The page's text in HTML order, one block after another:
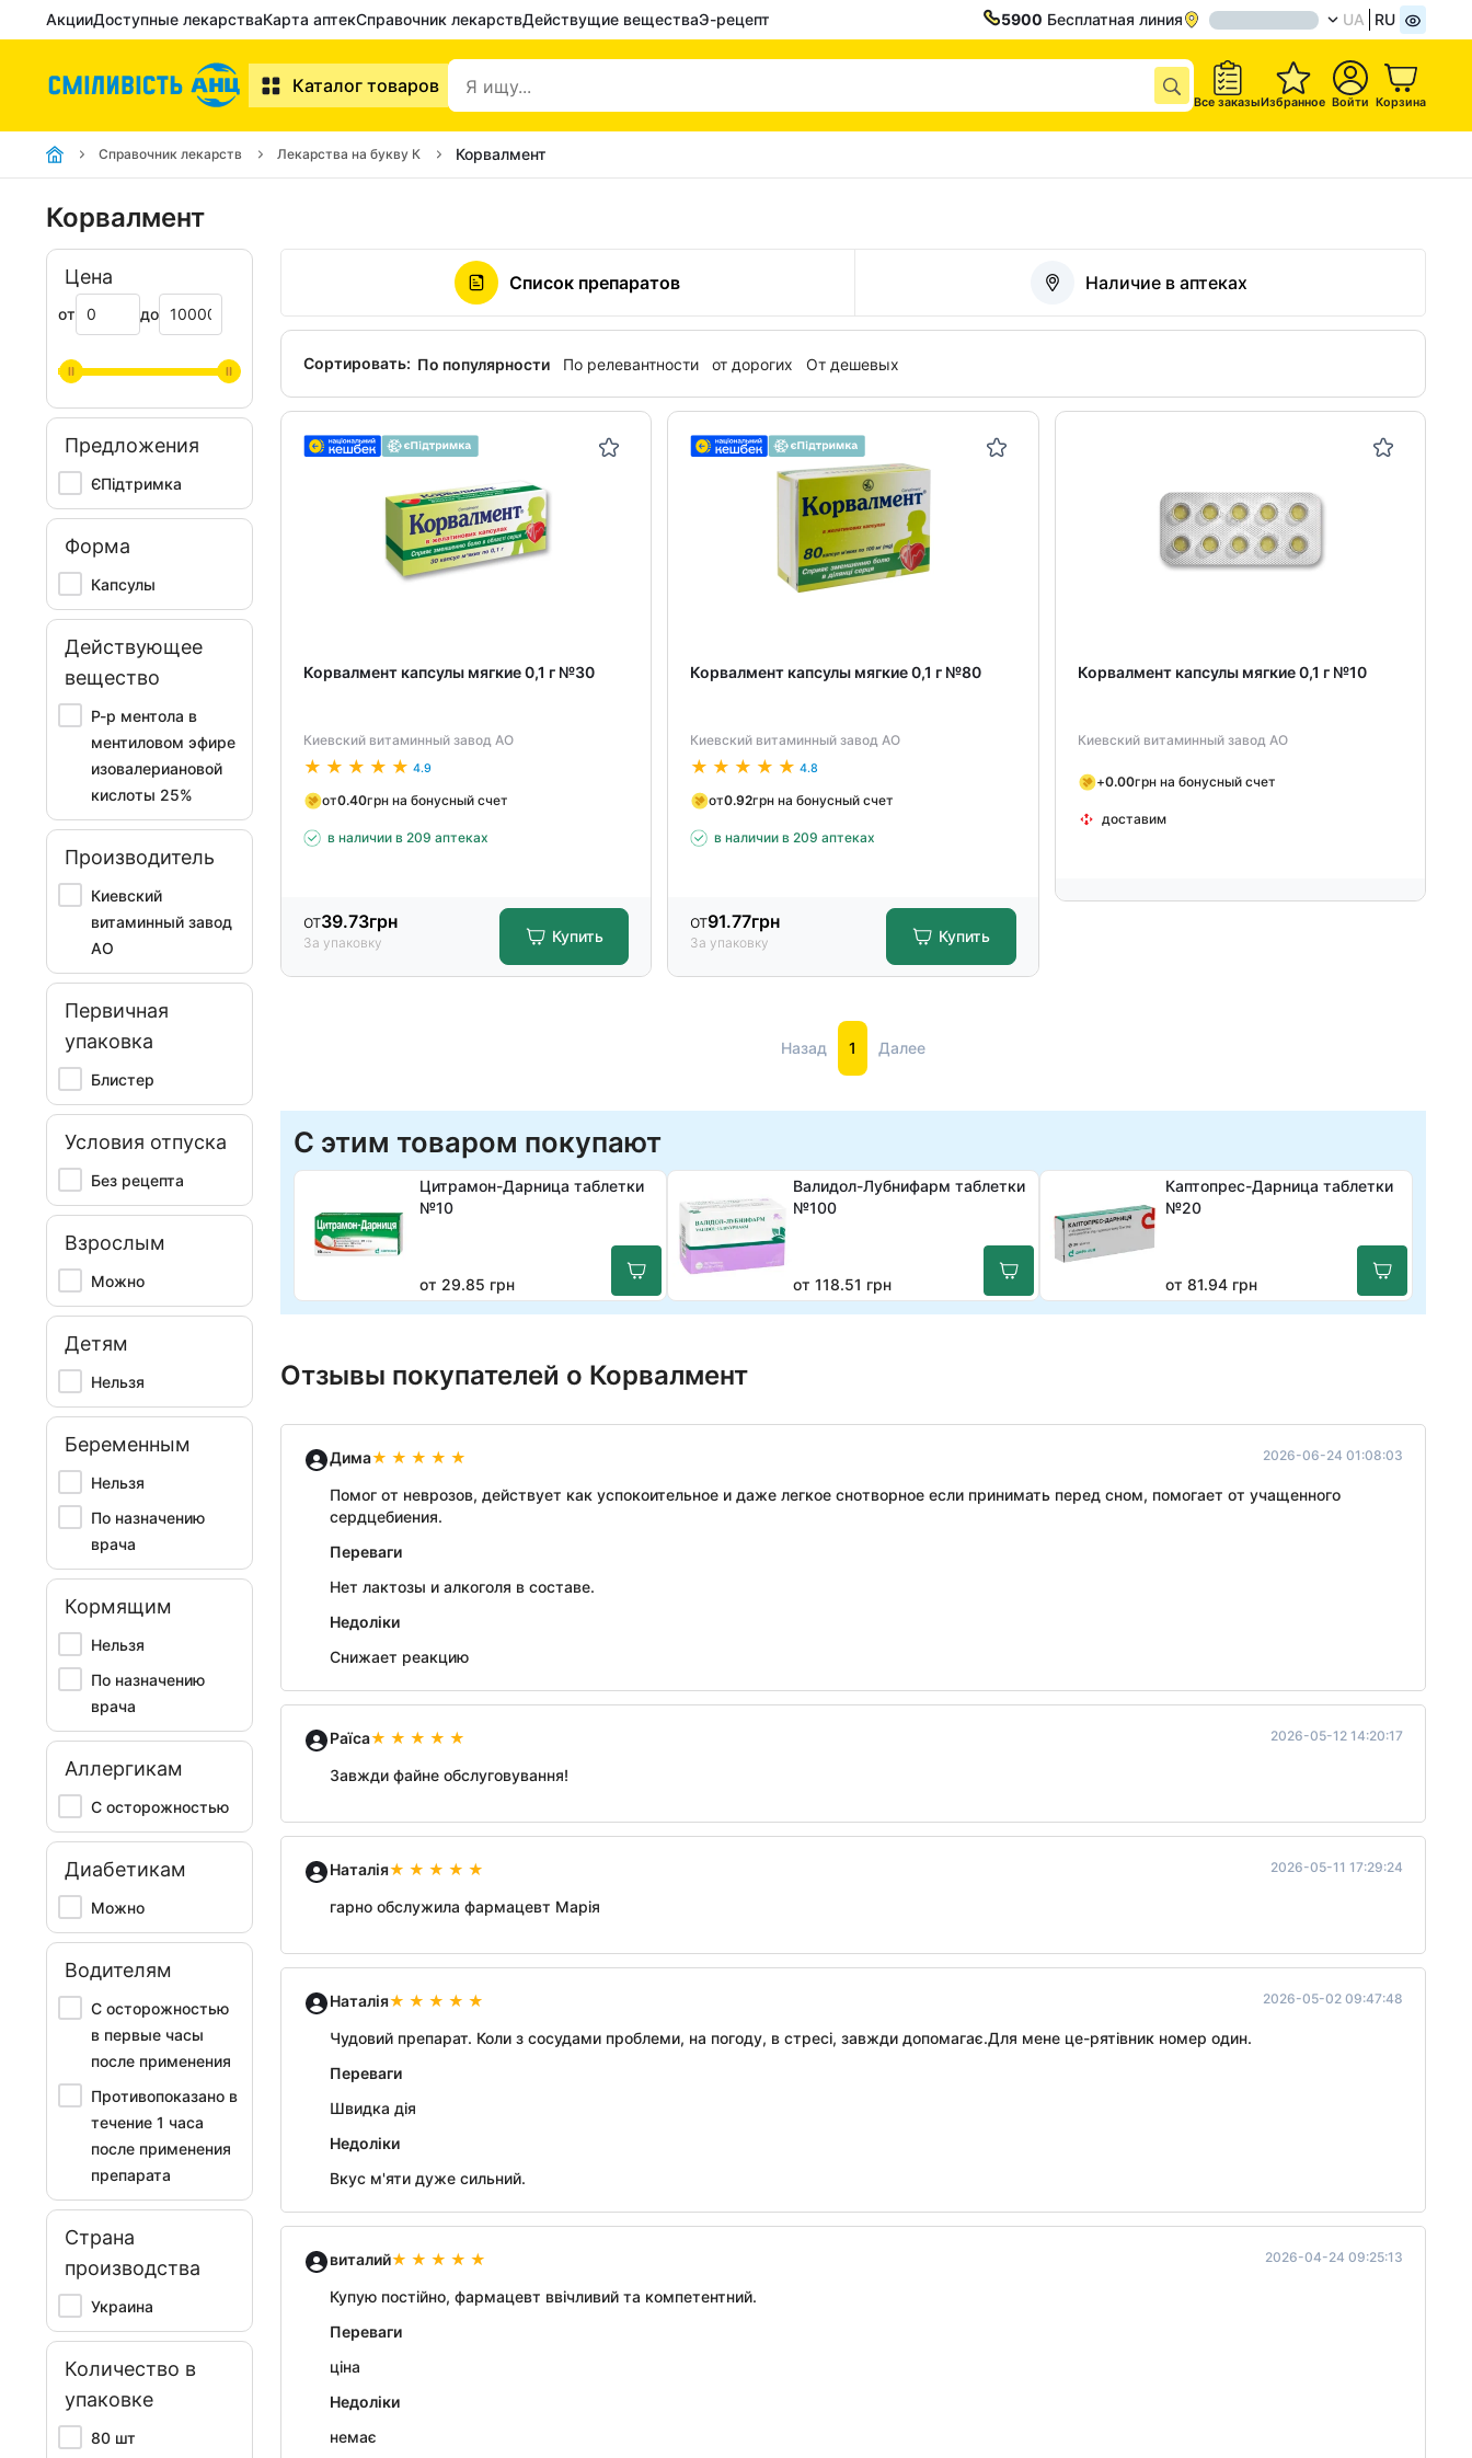
АкцииДоступные лекарстваКарта аптекСправочник лекарствДействущие веществаЭ-рецепт 5900 Бесплатная линия UA RU
Каталог товаров
Все заказыИзбранное Войти Корзина
Справочник лекарств Лекарства на букву К Корвалмент
Корвалмент
Цена
от до
Предложения
ЄПідтримка
Форма
Капсулы
Действующее
вещество
Р-р ментола в
ментиловом эфире
изовалериановой
кислоты 25%
Производитель
Киевский
витаминный завод
АО
Первичная
упаковка
Блистер
Условия отпуска
Без рецепта
Взрослым
Можно
Детям
Нельзя
Беременным
Нельзя
По назначению
врача
Кормящим
Нельзя
По назначению
врача
Аллергикам
С осторожностью
Диабетикам
Можно
Водителям
С осторожностью
в первые часы
после применения
Противопоказано в
течение 1 часа
после применения
препарата
Страна
производства
Украина
Количество в
упаковке
80 шт
Список препаратов Наличие в аптеках
Сортировать: По популярности По релевантности от дорогих От дешевых
Корвалмент капсулы мягкие 0,1 г №30
Киевский витаминный завод АО
4.9
от0.40грн на бонусный счет
в наличии в 209 аптеках
от39.73грн
За упаковку Купить
Корвалмент капсулы мягкие 0,1 г №80
Киевский витаминный завод АО
4.8
от0.92грн на бонусный счет
в наличии в 209 аптеках
от91.77грн
За упаковку Купить
Корвалмент капсулы мягкие 0,1 г №10
Киевский витаминный завод АО
+0.00грн на бонусный счет
доставим
Назад 1 Далее
С этим товаром покупают
Цитрамон-Дарница таблетки
№10
от 29.85 грн
Валидол-Лубнифарм таблетки
№100
от 118.51 грн
Каптопрес-Дарница таблетки
№20
от 81.94 грн
Отзывы покупателей о Корвалмент
Дима 2026-06-24 01:08:03
Помог от неврозов, действует как успокоительное и даже легкое снотворное если принимать перед сном, помогает от учащенного
сердцебиения.
Переваги
Нет лактозы и алкоголя в составе.
Недоліки
Снижает реакцию
Раїса 2026-05-12 14:20:17
Завжди файне обслуговування!
Наталія 2026-05-11 17:29:24
гарно обслужила фармацевт Марія
Наталія 2026-05-02 09:47:48
Чудовий препарат. Коли з сосудами проблеми, на погоду, в стресі, завжди допомагає.Для мене це-рятівник номер один.
Переваги
Швидка дія
Недоліки
Вкус м'яти дуже сильний.
виталий 2026-04-24 09:25:13
Купую постійно, фармацевт ввічливий та компетентний.
Переваги
ціна
Недоліки
немає